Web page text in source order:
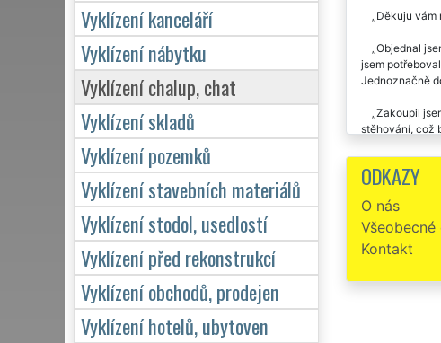
Děkuju vám
Objednal
jsem
Jednoznačně
Zakoupil
stěhování, což
domluvený
mě musím
Naprostá
ODKAZY
O nás
Kontakt
Vyklízení kanceláří
Vyklízení nábytku
Vyklízení chalup, chat
Vyklízení skladů
Vyklízení pozemků
Vyklízení stavebních materiálů
Vyklízení stodol, usedlostí
Vyklízení před rekonstrukcí
Vyklízení obchodů, prodejen
Vyklízení hotelů, ubytoven